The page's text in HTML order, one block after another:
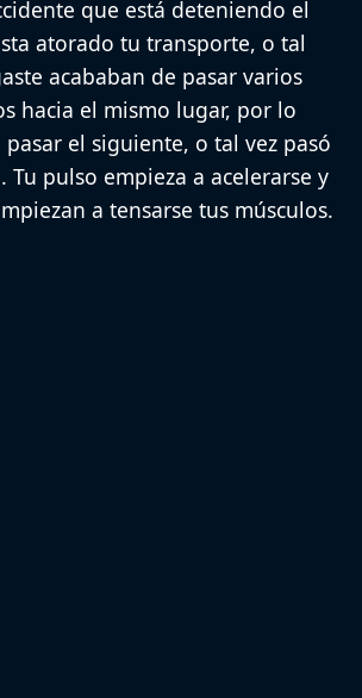
que está deteniendo el
atorado tu transporte, o tal
acababan de pasar varios
hacia el mismo lugar, por lo
el siguiente, o tal vez pasó
Tu pulso empieza a acelerarse y
a tensarse tus músculos.